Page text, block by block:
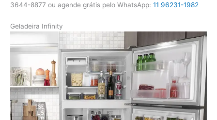
3644-8877 ou agende grátis pelo WhatsApp:11 96231-1982
Geladeira Infinity